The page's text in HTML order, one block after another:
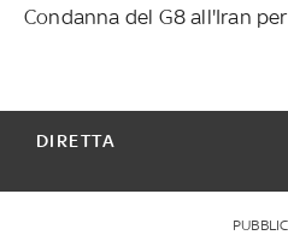
Condanna del G8 all'Iran
DIRETTA